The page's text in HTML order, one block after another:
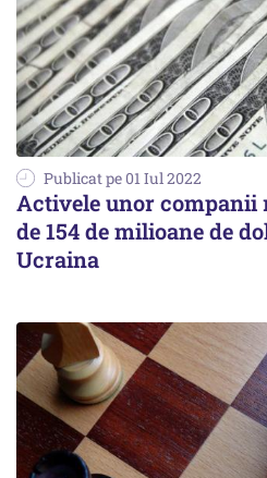
Publicat pe 01 Iul 2022
Activele unor companii
de 154 de milioane de
Ucraina